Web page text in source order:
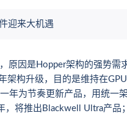
迎来大机遇
原因是Hopper架构的强势需
架构升级，目的是维持在
年为节奏更新产品，用统一
将推出Blackwell Ultra产品